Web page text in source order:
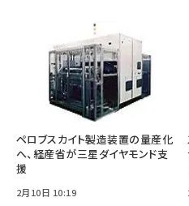
ペロブスカイト製造装置の量産化
へ、経産省が三星ダイヤモンド支
援
2月10日 10:19